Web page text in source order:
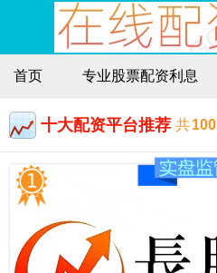
首页 专业股票配资利息
十大配资平台推荐 共100